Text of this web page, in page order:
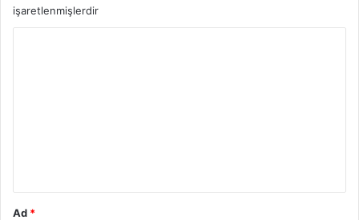
işaretlenmişlerdir
Ad *